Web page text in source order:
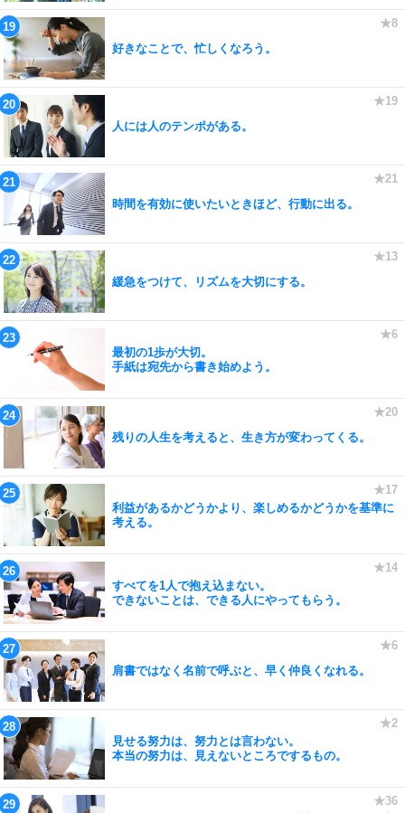
好きなことで、忙しくなろう。
人には人のテンポがある。
時間を有効に使いたいときほど、行動に出る。
緩急をつけて、リズムを大切にする。
最初の1歩が大切。
手紙は宛先から書き始めよう。
残りの人生を考えると、生き方が変わってくる。
利益があるかどうかより、楽しめるかどうかを基準に
考える。
すべてを1人で抱え込まない。
できないことは、できる人にやってもらう。
肩書ではなく名前で呼ぶと、早く仲良くなれる。
見せる努力は、努力とは言わない。
本当の努力は、見えないところでするもの。